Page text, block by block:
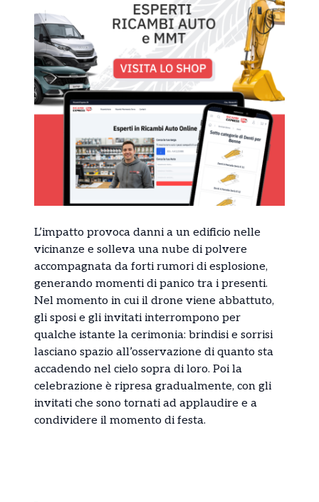
L’impatto provoca danni a un edificio nelle
vicinanze e solleva una nube di polvere
accompagnata da forti rumori di esplosione,
generando momenti di panico tra i presenti.
Nel momento in cui il drone viene abbattuto,
gli sposi e gli invitati interrompono per
qualche istante la cerimonia: brindisi e sorrisi
lasciano spazio all’osservazione di quanto sta
accadendo nel cielo sopra di loro. Poi la
celebrazione è ripresa gradualmente, con gli
invitati che sono tornati ad applaudire e a
condividere il momento di festa.